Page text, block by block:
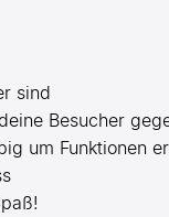
sind
Besucher
um Funktionen